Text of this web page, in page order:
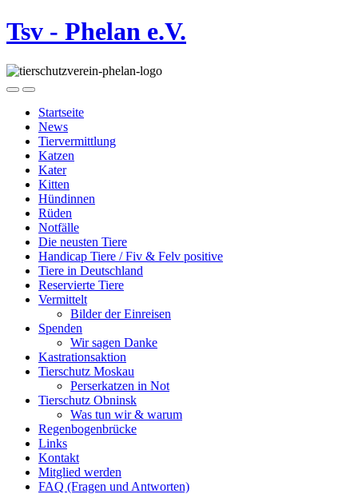
Tsv - Phelan e.V.
Startseite
News
Tiervermittlung
Katzen
Kater
Kitten
Hündinnen
Rüden
Notfälle
Die neusten Tiere
Handicap Tiere / Fiv & Felv positive
Tiere in Deutschland
Reservierte Tiere
Vermittelt
Bilder der Einreisen
Spenden
Wir sagen Danke
Kastrationsaktion
Tierschutz Moskau
Perserkatzen in Not
Tierschutz Obninsk
Was tun wir & warum
Regenbogenbrücke
Links
Kontakt
Mitglied werden
FAQ (Fragen und Antworten)